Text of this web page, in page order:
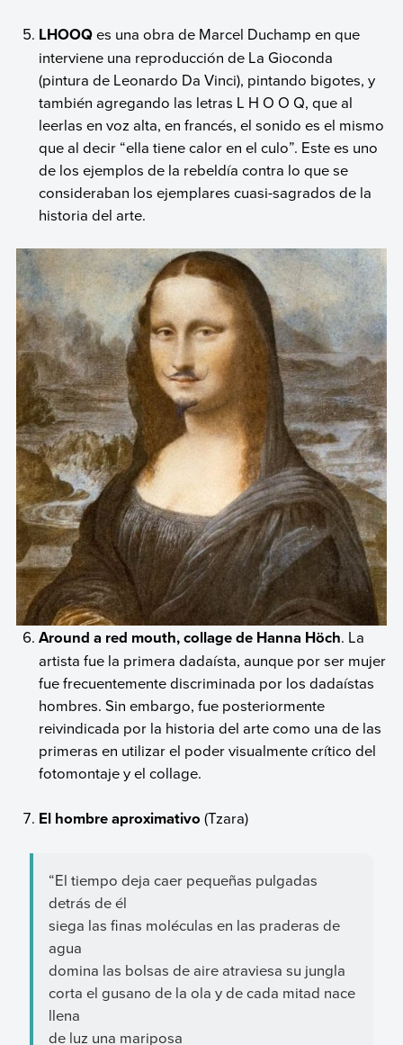
LHOOQes una obra de Marcel Duchamp en que
interviene una reproducción de La Gioconda
(pintura de Leonardo Da Vinci), pintando bigotes, y
también agregando las letras L H O O Q, que al
leerlas en voz alta, en francés, el sonido es el mismo
que al decir “ella tiene calor en el culo”. Este es uno
de los ejemplos de la rebeldía contra lo que se
consideraban los ejemplares cuasi-sagrados de la
historia del arte.
Around a red mouth, collage de Hanna Höch. La
artista fue la primera dadaísta, aunque por ser mujer
fue frecuentemente discriminada por los dadaístas
hombres. Sin embargo, fue posteriormente
reivindicada por la historia del arte como una de las
primeras en utilizar el poder visualmente crítico del
fotomontaje y el collage.
El hombre aproximativo(Tzara)
“El tiempo deja caer pequeñas pulgadas
detrás de él
siega las finas moléculas en las praderas de
agua
domina las bolsas de aire atraviesa su jungla
corta el gusano de la ola y de cada mitad nace
llena
de luz una mariposa